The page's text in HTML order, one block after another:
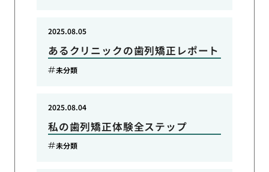
あるクリニックの歯列矯正レポート
2025.08.05
未分類
私の歯列矯正体験全ステップ
2025.08.04
未分類